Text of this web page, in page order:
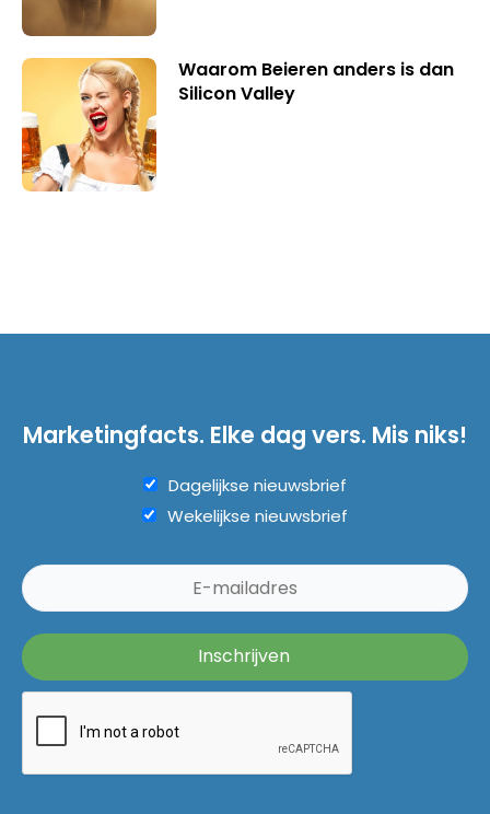
Waarom Beieren anders is dan
Silicon Valley
Marketingfacts. Elke dag vers. Mis niks!
Dagelijkse nieuwsbrief
Wekelijkse nieuwsbrief